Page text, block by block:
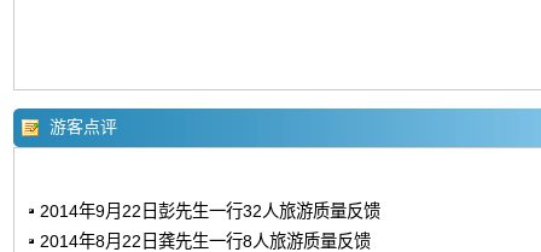
游客点评
2014年9月22日彭先生一行32人旅游质量反馈
2014年8月22日龚先生一行8人旅游质量反馈